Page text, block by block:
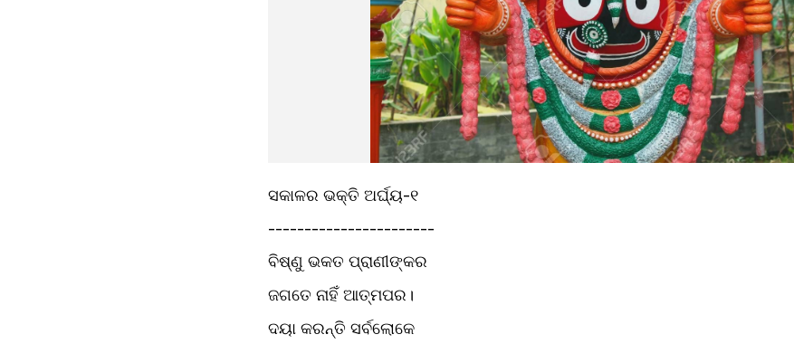
ସକାଳର ଭକ୍ତି ଅର୍ଘ୍ୟ-୧
-----------------------
ବିଷ୍ଣୁ ଭକତ ପ୍ରାଣୀଙ୍କର
ଜଗତେ ନାହିଁ ଆତ୍ମପର।
ଦୟା କରନ୍ତି ସର୍ବଲୋକେ